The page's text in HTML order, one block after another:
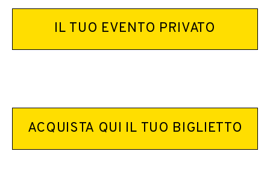
IL TUO EVENTO PRIVATO
ACQUISTA QUI IL TUO BIGLIETTO